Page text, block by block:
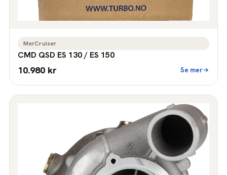
MerCruiser
CMD QSD ES 130 / ES 150
10.980 kr Se mer